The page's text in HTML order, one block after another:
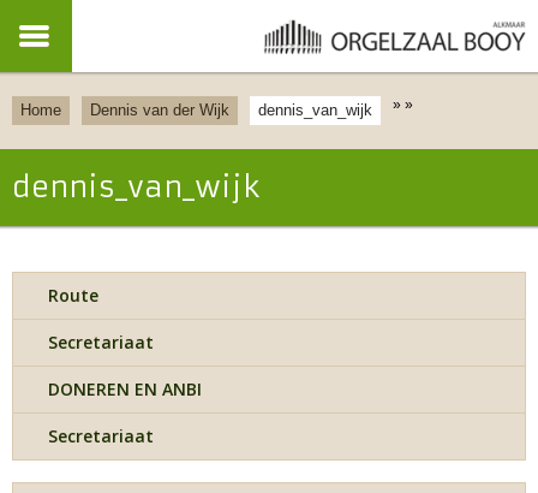
Home »
Dennis van der Wijk »
dennis_van_wijk
dennis_van_wijk
Route
Secretariaat
DONEREN EN ANBI
Secretariaat